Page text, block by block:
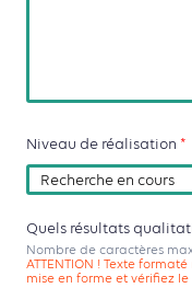
Niveau de réalisation *
Quels résultats
Nombre de caractères
ATTENTION ! Texte
mise en forme et vérifiez le